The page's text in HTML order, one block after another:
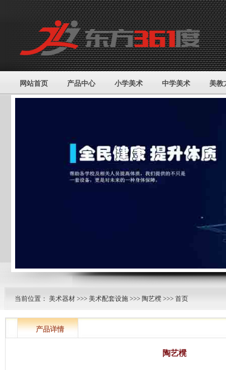
网站首页 产品中心 小学美术 中学美术 美教
当前位置： 美术器材 >>> 美术配套设施 >>> 陶艺櫈 >>> 首页
产品详情
陶艺櫈